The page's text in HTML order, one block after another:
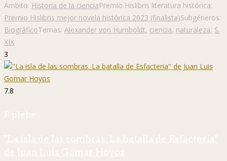
Ámbito: Historia de la cienciaPremio Hislibris literatura histórica:
Premio Hislibris mejor novela histórica 2023 (finalista)Subgéneros:
BiográficoTemas: Alexander von Humboldt, ciencia, naturaleza, S.
XIX
3
7.8
P. plebe
"La isla de las sombras. La batalla de Esfacteria"
de Juan Luis Gomar Hoyos